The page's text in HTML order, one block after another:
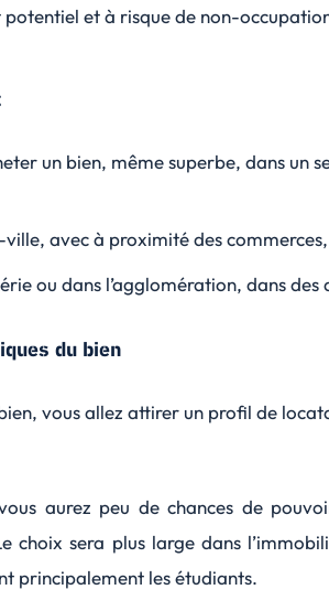
et à risque de non-
un bien, même superbe, dans un
avec à proximité des
ou dans l’agglomération, dans
du bien
vous allez attirer un profil de
aurez peu de chances de
choix sera plus large dans
principalement les étudiants.